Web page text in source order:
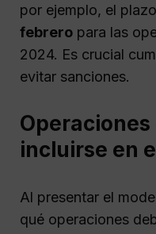
por ejemplo, el
febrero para las
2024. Es crucial
evitar sanciones.
incluirse en
Al presentar el
qué operaciones